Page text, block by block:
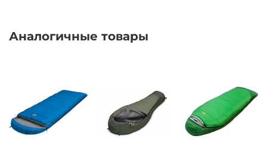
Аналогичные товары